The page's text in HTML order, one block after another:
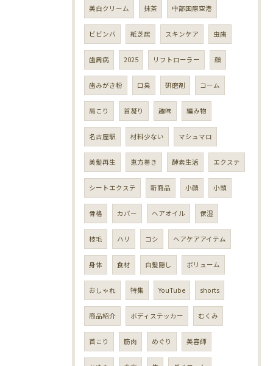
美白クリーム 抹茶 中部国際空港
ビビンバ 紙芝居 スキンケア 虫歯
歯周病 2025 リフトローラー 顔
歯みがき粉 口臭 研磨剤 コーム
肩こり 首凝り 趣味 編み物
名古屋駅 材料少ない マシュマロ
美髪再生 恵方巻き 酵素生活 エクステ
シートエクステ 新商品 小顔 小頭
骨格 カバー ヘアオイル 保湿
枝毛 ハリ コシ ヘアケアアイテム
身体 食材 白髪隠し ボリューム
おしゃれ 特集 YouTube shorts
商品紹介 ボディステッカー むくみ
首こり 筋肉 めぐり 美容師